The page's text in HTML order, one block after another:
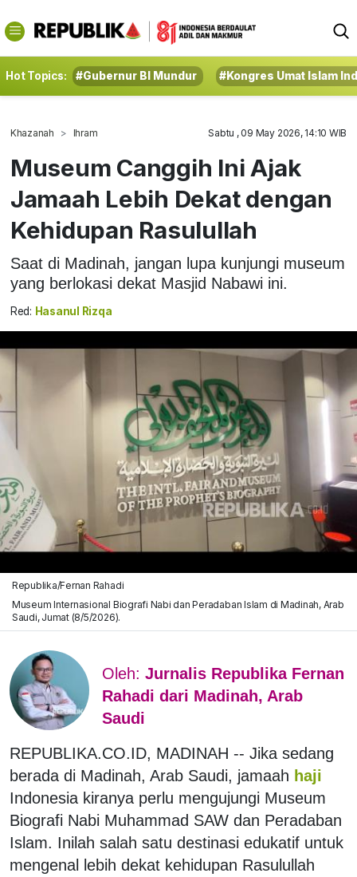
Hot Topics: #Gubernur BI Mundur #Kongres Umat Islam
Khazanah Ihram Sabtu , 09 May 2026, 14:10 WIB
Museum Canggih Ini Ajak
Jamaah Lebih Dekat dengan
Kehidupan Rasulullah
Saat di Madinah, jangan lupa kunjungi museum
yang berlokasi dekat Masjid Nabawi ini.
Red: Hasanul Rizqa
Republika/Fernan Rahadi
Museum Internasional Biografi Nabi dan Peradaban Islam di Madinah, Arab
Saudi, Jumat (8/5/2026).
Oleh: Jurnalis Republika Fernan
Rahadi dari Madinah, Arab
Saudi
REPUBLIKA.CO.ID, MADINAH -- Jika sedang
berada di Madinah, Arab Saudi, jamaah haji
Indonesia kiranya perlu mengujungi Museum
Biografi Nabi Muhammad SAW dan Peradaban
Islam. Inilah salah satu destinasi edukatif untuk
mengenal lebih dekat kehidupan Rasulullah